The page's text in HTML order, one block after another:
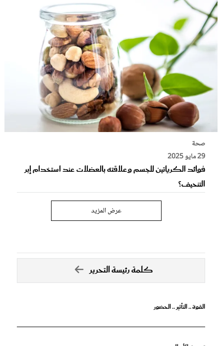
صحة
29 مايو 2025
فوائد الكرياتين للجسم وعلاقته بالعضلات عند استخدام إبر
التنحيف؟
عرض المزيد
كلمة رئيسة التحرير
القوة .. التأثير .. الحضور